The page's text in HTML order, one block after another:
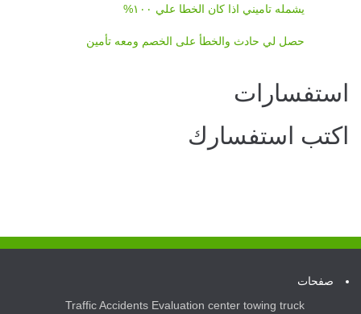
يشمله تاميني اذا كان الخطا علي ١٠٠%
حصل لي حادث والخطأ على الخصم ومعه تأمين
استفسارات
اكتب استفسارك
صفحات
Traffic Accidents Evaluation center towing truck